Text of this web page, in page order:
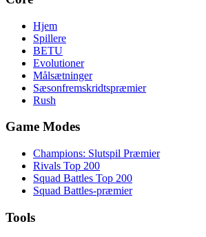
Hjem
Spillere
BETU
Evolutioner
Målsætninger
Sæsonfremskridtspræmier
Rush
Game Modes
Champions: Slutspil Præmier
Rivals Top 200
Squad Battles Top 200
Squad Battles-præmier
Tools